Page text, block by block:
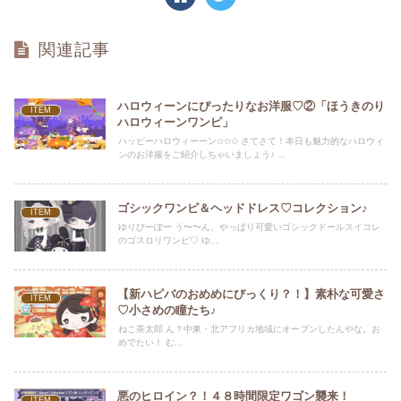
関連記事
ITEM
ハロウィーンにぴったりなお洋服♡②「ほうきのり
ハロウィーンワンピ」
ハッピーハロウィーーン✩✩✩ さてさて！本日も魅力的なハロウィ
ンのお洋服をご紹介しちゃいましょう♪ ...
ITEM ゴシックワンピ＆ヘッドドレス♡コレクション♪
ゆりぴーぽー う〜〜ん、やっぱり可愛いゴシックドールスイコレ
のゴスロリワンピ♡ ゆ...
ITEM
【新ハピバのおめめにびっくり？！】素朴な可愛さ
♡小さめの瞳たち♪
ねこ茶太郎 ん？中東・北アフリカ地域にオープンしたんやな。お
めでたい！ む...
悪のヒロイン？！４８時間限定ワゴン襲来！